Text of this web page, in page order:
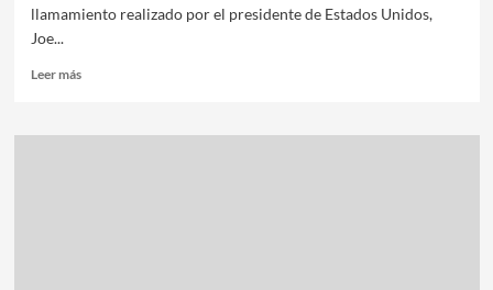
llamamiento realizado por el presidente de Estados Unidos,
Joe...
Leer más